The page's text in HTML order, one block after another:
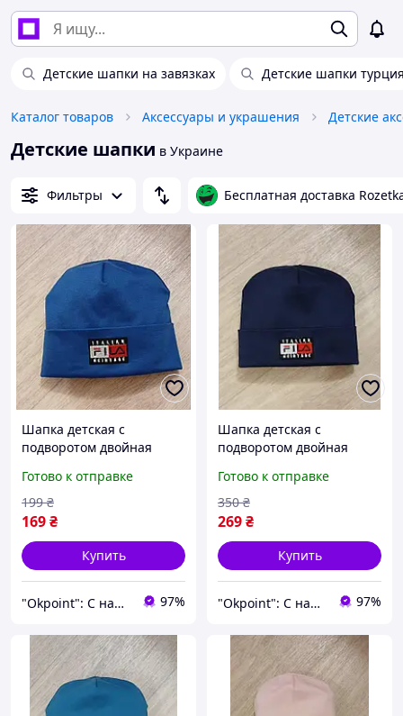
Детские шапки на завязках Детские шапки
Каталог товаров Аксессуары и украшения Детские
Детские шапки в Украине
Фильтры Бесплатная доставка
Шапка детская с
подворотом двойная
point для мальчика
логотип Fila 5-12 лет
голубая (171056FG)
Готово к отправке
169₴
199 ₴
Купить
"Okpoint": С нами ваша жизнь будет ОК! 97%
Шапка детская с
подворотом двойная
point для мальчика
логотип Fila 5-12 лет
синяя (171056FTS)
Готово к отправке
269₴
350 ₴
Купить
"Okpoint": С нами ваша жизнь будет ОК! 97%